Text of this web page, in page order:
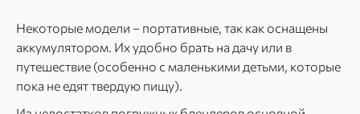
Некоторые модели – портативные, так как оснащены
аккумулятором. Их удобно брать на дачу или в
путешествие (особенно с маленькими детьми, которые
пока не едят твердую пищу).